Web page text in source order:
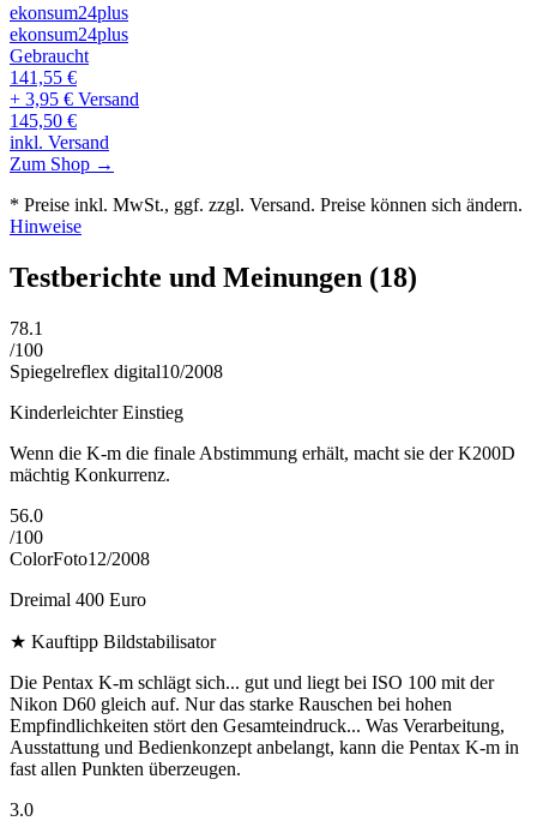
ekonsum24plus
ekonsum24plus
Gebraucht
141,55 €
+ 3,95 € Versand
145,50 €
inkl. Versand
Zum Shop →
* Preise inkl. MwSt., ggf. zzgl. Versand. Preise können sich ändern.
Hinweise
Testberichte und Meinungen (18)
78.1
/100
Spiegelreflex digital10/2008
Kinderleichter Einstieg
Wenn die K-m die finale Abstimmung erhält, macht sie der K200D
mächtig Konkurrenz.
56.0
/100
ColorFoto12/2008
Dreimal 400 Euro
★ Kauftipp Bildstabilisator
Die Pentax K-m schlägt sich... gut und liegt bei ISO 100 mit der
Nikon D60 gleich auf. Nur das starke Rauschen bei hohen
Empfindlichkeiten stört den Gesamteindruck... Was Verarbeitung,
Ausstattung und Bedienkonzept anbelangt, kann die Pentax K-m in
fast allen Punkten überzeugen.
3.0